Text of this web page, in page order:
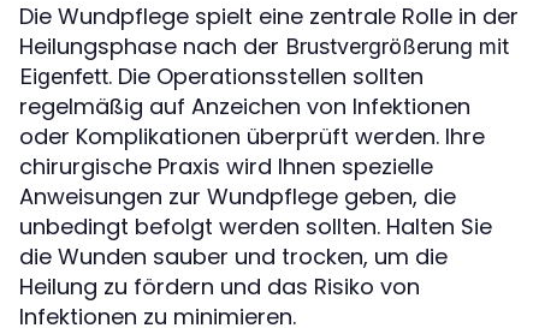
Die Wundpflege spielt eine zentrale Rolle in der
Heilungsphase nach der Brustvergrößerung mit
Eigenfett. Die Operationsstellen sollten
regelmäßig auf Anzeichen von Infektionen
oder Komplikationen überprüft werden. Ihre
chirurgische Praxis wird Ihnen spezielle
Anweisungen zur Wundpflege geben, die
unbedingt befolgt werden sollten. Halten Sie
die Wunden sauber und trocken, um die
Heilung zu fördern und das Risiko von
Infektionen zu minimieren.